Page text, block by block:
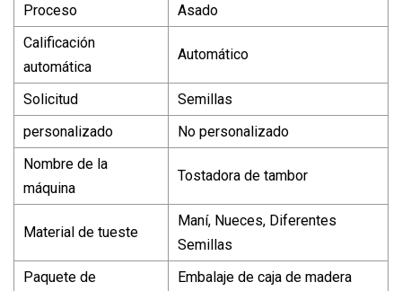
Proceso
Asado
Calificación
automática
Automático
Solicitud
Semillas
personalizado
No personalizado
Nombre de la
máquina
Tostadora de tambor
Material de tueste
Maní, Nueces, Diferentes
Semillas
Paquete de
Embalaje de caja de madera